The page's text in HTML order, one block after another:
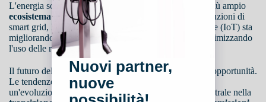
L'energia solare sta diventando parte integrante di un più ampio
ecosistemadi tecnologie pulite. L'integrazione con soluzioni di
smart grid, l'intelligenza artificiale e l'Internet delle Cose (IoT) sta
migliorando l'efficienza nella gestione dell'energia e ottimizzando
l'uso delle risorse energetiche.
Il futuro dell'energia solare appare luminoso e ricco di opportunità.
Le tendenze globali indicano una continua crescita e
un'evoluzione del settore, che diventerà sempre più centrale nella